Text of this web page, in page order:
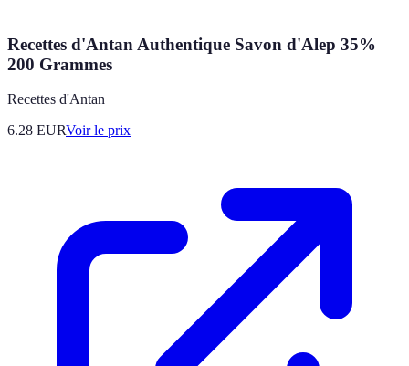
Recettes d'Antan Authentique Savon d'Alep 35%
200 Grammes
Recettes d'Antan
6.28 EURVoir le prix